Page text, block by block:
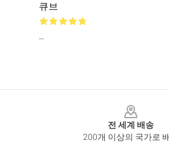
큐브
--
전 세계 배송
200개 이상의 국가로